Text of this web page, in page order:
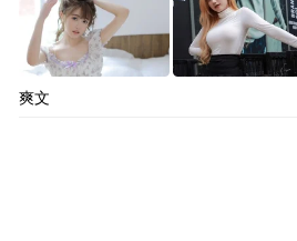
爽文